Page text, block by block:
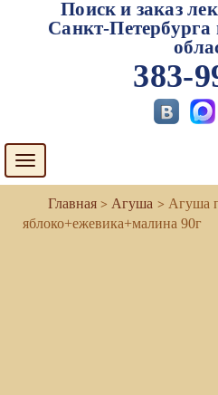
Поиск и заказ
Санкт-
383-
Toggle
navigation
Агуша
Агуша
яблоко+ежевика+малина 90г